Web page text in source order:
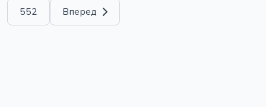
552 Вперед